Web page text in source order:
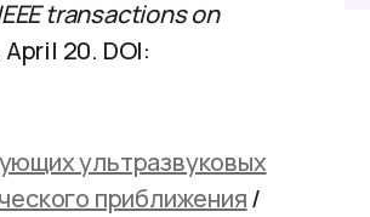
transactions on
April 20. DOI:
ультразвуковых
приближения/